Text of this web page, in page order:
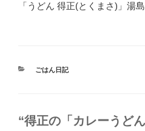
「うどん 得正(とくまさ)」湯島
カ
ごはん日記
“得正の「カレーうど